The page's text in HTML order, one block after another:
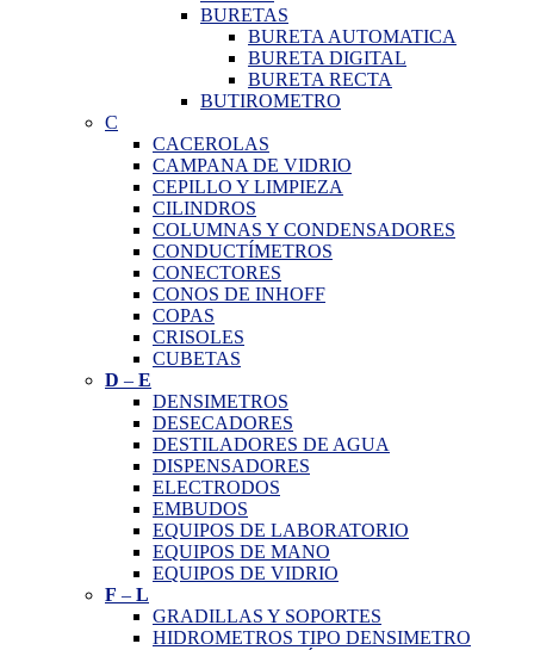
BURETAS
BURETA AUTOMATICA
BURETA DIGITAL
BURETA RECTA
BUTIROMETRO
C
CACEROLAS
CAMPANA DE VIDRIO
CEPILLO Y LIMPIEZA
CILINDROS
COLUMNAS Y CONDENSADORES
CONDUCTÍMETROS
CONECTORES
CONOS DE INHOFF
COPAS
CRISOLES
CUBETAS
D – E
DENSIMETROS
DESECADORES
DESTILADORES DE AGUA
DISPENSADORES
ELECTRODOS
EMBUDOS
EQUIPOS DE LABORATORIO
EQUIPOS DE MANO
EQUIPOS DE VIDRIO
F – L
GRADILLAS Y SOPORTES
HIDROMETROS TIPO DENSIMETRO